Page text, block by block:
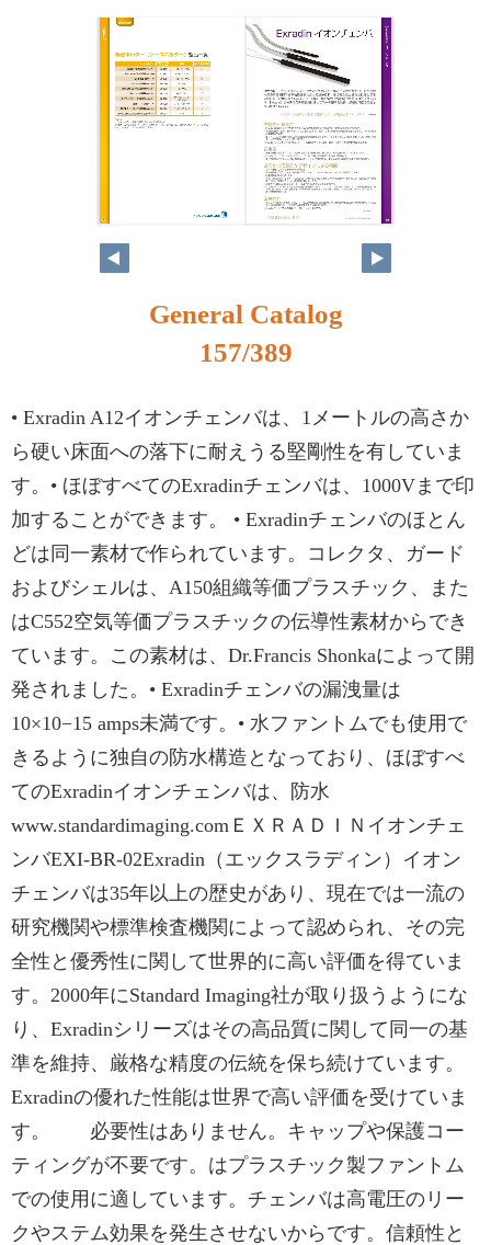
140 141
General Catalog
157/389
• Exradin A12イオンチェンバは、1メートルの高さか
ら硬い床面への落下に耐えうる堅剛性を有していま
す。• ほぼすべてのExradinチェンバは、1000Vまで印
加することができます。 • Exradinチェンバのほとん
どは同一素材で作られています。コレクタ、ガード
およびシェルは、A150組織等価プラスチック、また
はC552空気等価プラスチックの伝導性素材からでき
ています。この素材は、Dr.Francis Shonkaによって開
発されました。• Exradinチェンバの漏洩量は
10×10−15 amps未満です。• 水ファントムでも使用で
きるように独自の防水構造となっており、ほぼすべ
てのExradinイオンチェンバは、防水
www.standardimaging.comＥＸＲＡＤＩＮイオンチェ
ンバEXI-BR-02Exradin（エックスラディン）イオン
チェンバは35年以上の歴史があり、現在では一流の
研究機関や標準検査機関によって認められ、その完
全性と優秀性に関して世界的に高い評価を得ていま
す。2000年にStandard Imaging社が取り扱うようにな
り、Exradinシリーズはその高品質に関して同一の基
準を維持、厳格な精度の伝統を保ち続けています。
Exradinの優れた性能は世界で高い評価を受けていま
す。 必要性はありません。キャップや保護コー
ティングが不要です。はプラスチック製ファントム
での使用に適しています。チェンバは高電圧のリー
クやステム効果を発生させないからです。信頼性と